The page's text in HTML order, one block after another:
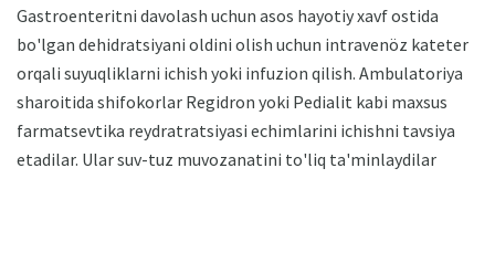
Gastroenteritni davolash uchun asos hayotiy xavf ostida
bo'lgan dehidratsiyani oldini olish uchun intravenöz kateter
orqali suyuqliklarni ichish yoki infuzion qilish. Ambulatoriya
sharoitida shifokorlar Regidron yoki Pedialit kabi maxsus
farmatsevtika reydratratsiyasi echimlarini ichishni tavsiya
etadilar. Ular suv-tuz muvozanatini to'liq ta'minlaydilar